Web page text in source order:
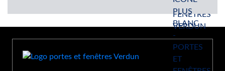
Laurentides, Laval, QC,
Canada
(450) 934-XXXX
PORTE ET FENÊTRES VERDUN À